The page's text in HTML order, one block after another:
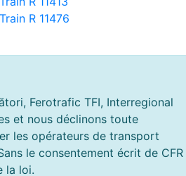
Train R 11476
Ferotrafic TFI, Interregional
et nous déclinons toute
les opérateurs de transport
le consentement écrit de CFR
la loi.